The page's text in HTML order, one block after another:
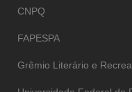
CNPQ
FAPESPA
Grêmio Literário e